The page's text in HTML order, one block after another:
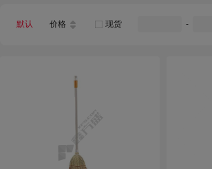
默认 价格 现货 -